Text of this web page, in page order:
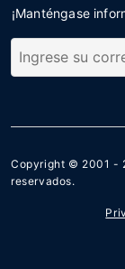
¡Manténgase
Copyright © 2001 -
reservados.